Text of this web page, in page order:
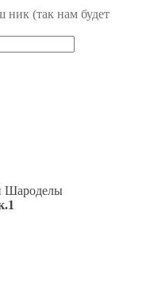
ник (так нам будет
Шароделы